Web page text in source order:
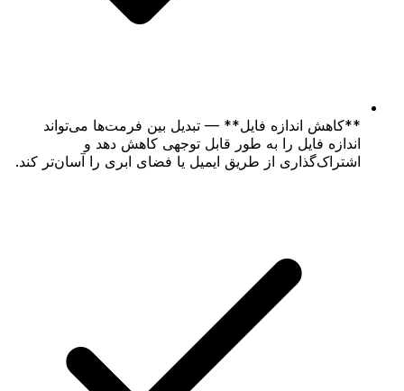
**کاهش اندازه فایل** — تبدیل بین فرمت‌ها می‌تواند
اندازه فایل را به طور قابل توجهی کاهش دهد و
اشتراک‌گذاری از طریق ایمیل یا فضای ابری را آسان‌تر کند.